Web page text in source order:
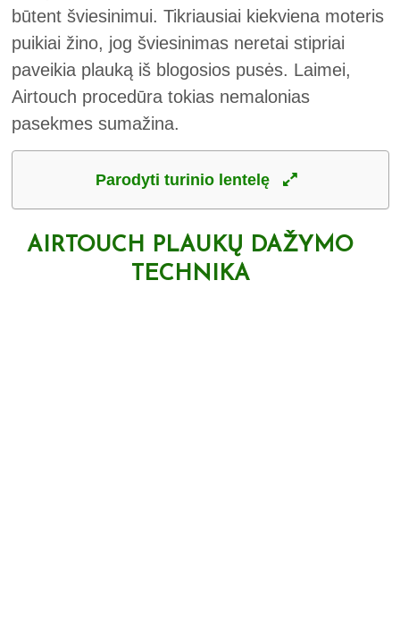
būtent šviesinimui. Tikriausiai kiekviena moteris
puikiai žino, jog šviesinimas neretai stipriai
paveikia plauką iš blogosios pusės. Laimei,
Airtouch procedūra tokias nemalonias
pasekmes sumažina.
Parodyti turinio lentelę
AIRTOUCH PLAUKŲ DAŽYMO
TECHNIKA